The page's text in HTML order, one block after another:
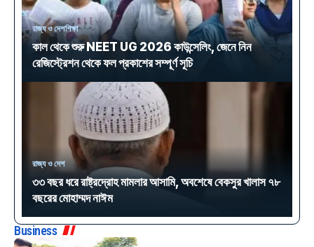
রাজ্য ও দেশশিক্ষা
কাল থেকে শুরু NEET UG 2026 কাউন্সেলিং, জেনে নিন
রেজিস্ট্রেশন থেকে ফল প্রকাশের সম্পূর্ণ সূচি
রাজ্য ও দেশ
৩৩ বছর ধরে রাষ্ট্রদ্রোহ মামলার আসামি, অবশেষে বেকসুর খালাস ৭৮
বছরের মোহাম্মদ নাঈম
Business